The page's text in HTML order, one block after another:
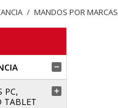
MANDOS POR MARCAS

PC,
TABLET
